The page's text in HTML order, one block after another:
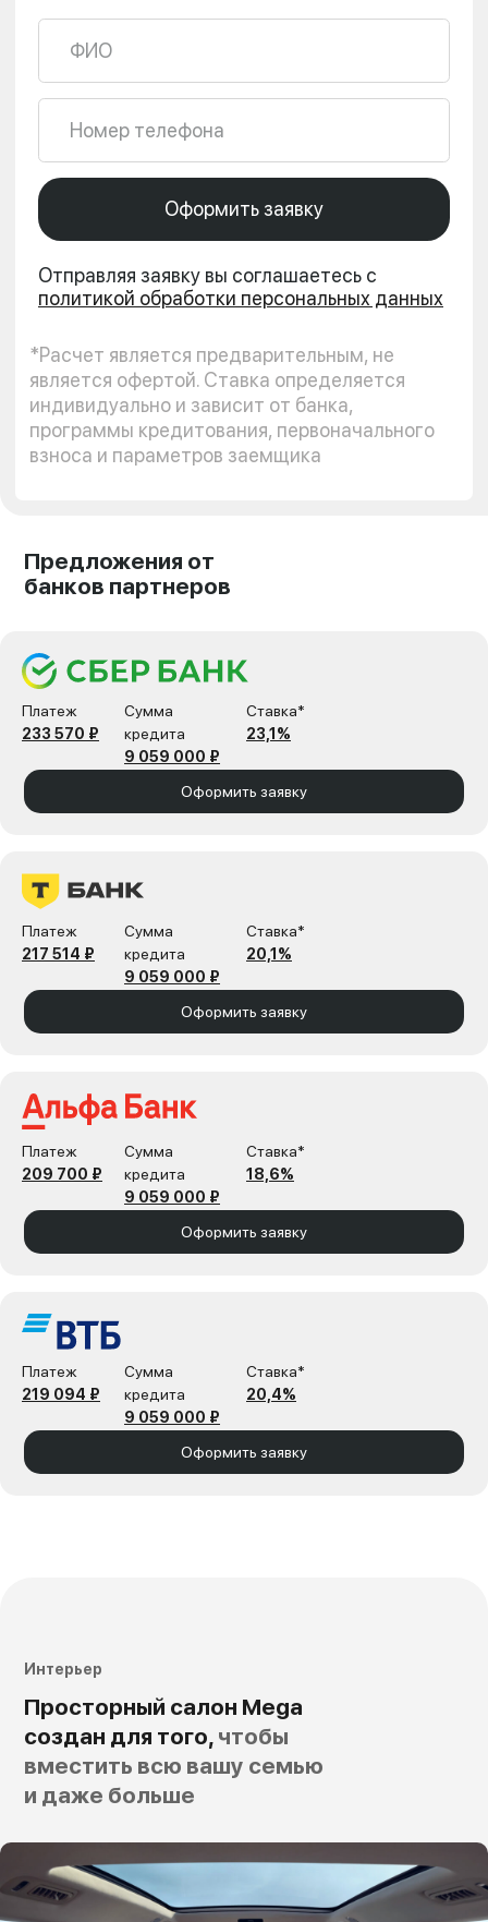
Предложения от
банков партнеров
Платеж
233 570 ₽
Сумма
кредита
9 059 000 ₽
Ставка*
23,1%
Оформить заявку
Платеж
217 514 ₽
Сумма
кредита
9 059 000 ₽
Ставка*
20,1%
Оформить заявку
Платеж
209 700 ₽
Сумма
кредита
9 059 000 ₽
Ставка*
18,6%
Оформить заявку
Платеж
219 094 ₽
Сумма
кредита
9 059 000 ₽
Ставка*
20,4%
Оформить заявку
Просторный салон Mega
создан для того, чтобы
вместить всю вашу семью
и даже больше
Интерьер